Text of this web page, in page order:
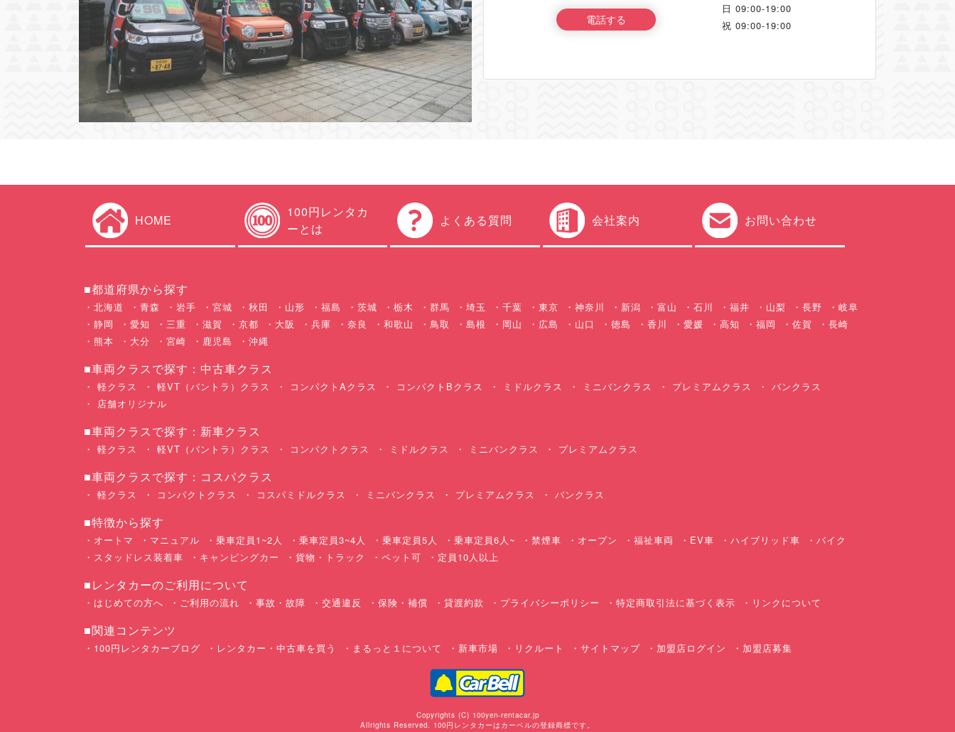
電話する
日 09:00-19:00
祝 09:00-19:00
HOME
100円レンタカ
ーとは
よくある質問 会社案内 お問い合わせ
■都道府県から探す
北海道 青森 岩手 宮城 秋田 山形 福島 茨城 栃木 群馬 埼玉 千葉 東京 神奈川 新潟 富山 石川 福井 山梨 長野
岐阜
静岡
愛知 三重 滋賀 京都 大阪 兵庫 奈良 和歌山 鳥取 島根 岡山 広島 山口 徳島 香川 愛媛 高知 福岡 佐賀
長崎
熊本
大分 宮崎 鹿児島 沖縄
■車両クラスで探す：中古車クラス
軽クラス 軽VT（バントラ）クラス コンパクトAクラス コンパクトBクラス ミドルクラス ミニバンクラス プレミアムクラス
バンクラス
店舗オリジナル
■車両クラスで探す：新車クラス
軽クラス 軽VT（バントラ）クラス コンパクトクラス ミドルクラス ミニバンクラス プレミアムクラス
■車両クラスで探す：コスパクラス
軽クラス コンパクトクラス コスパミドルクラス ミニバンクラス プレミアムクラス バンクラス
■特徴から探す
オートマ マニュアル 乗車定員1~2人 乗車定員3~4人 乗車定員5人 乗車定員6人~ 禁煙車 オープン 福祉車両 EV車 ハイブリッド車
バイク
スタッドレス装着車
キャンピングカー 貨物・トラック ペット可 定員10人以上
■レンタカーのご利用について
はじめての方へ ご利用の流れ 事故・故障 交通違反 保険・補償 貸渡約款 プライバシーポリシー 特定商取引法に基づく表示 リンクについて
■関連コンテンツ
100円レンタカーブログ レンタカー・中古車を買う まるっと１について 新車市場 リクルート サイトマップ 加盟店ログイン 加盟店募集
Copyrights (C) 100yen-rentacar.jp
Allrights Reserved. 100円レンタカーはカーベルの登録商標です。